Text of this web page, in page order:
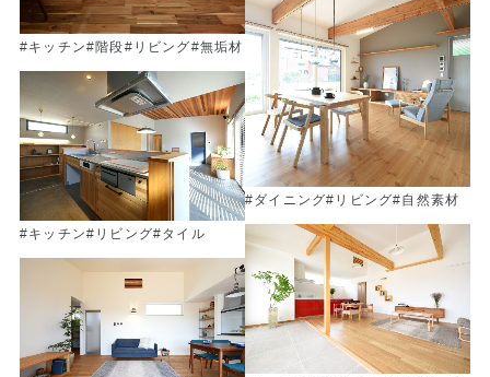
#キッチン#階段#リビング#無垢材
#ダイニング#リビング#自然素材
#キッチン#リビング#タイル